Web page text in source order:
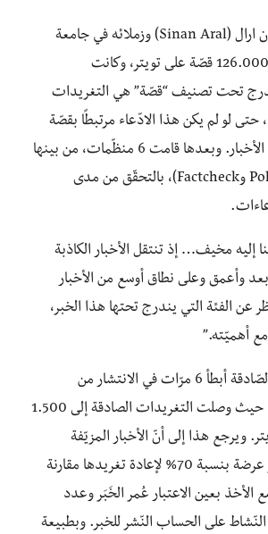
فقد قام كلٌّ من سنان ارال (Sinan Aral) وزملائه في جامعة
MIT بتتبُّع انتشار 126.000 قصّة على تويتر، وكانت
تحت تصنيف “قصّة” هي التغريدات
حتى لو لم يكن هذا الادّعاء مرتبطًا بقصّة
محدّدة منشورة في الأخبار. وبعدها قامت 6 منظّمات، من بينها
(Snopes وPolitifact وFactcheck)، بالتحقّق من مدى
إليه مخيف… إذ تنتقل الأخبار الكاذبة
وأعمق وعلى نطاق أوسع من الأخبار
عن الفئة التي يندرج تحتها هذا الخبر،
أهميّته.”
كانت التغريدات الصّادقة أبطأ 6 مرّات في الانتشار من
التغريدات الكاذبة، حيث وصلت التغريدات الصادقة إلى 1.500
ويرجع هذا إلى أنّ الأخبار المزيّفة
والكاذبة كانت أكثر عرضة بنسبة 70% لإعادة تغريدها مقارنة
الأخذ بعين الاعتبار عُمر الخَبَر وعدد
على الحساب النّشر للخبر. وبطبيعة